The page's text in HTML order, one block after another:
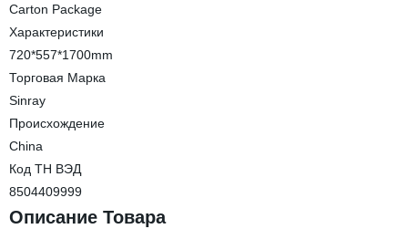
Carton Package
Характеристики
720*557*1700mm
Торговая Марка
Sinray
Происхождение
China
Код ТН ВЭД
8504409999
Описание Товара